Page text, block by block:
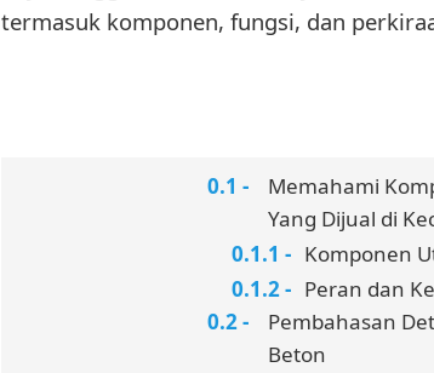
termasuk komponen, fungsi, dan
Memahami
Yang Dijual di
Komponen
Peran dan
Pembahasan
Beton